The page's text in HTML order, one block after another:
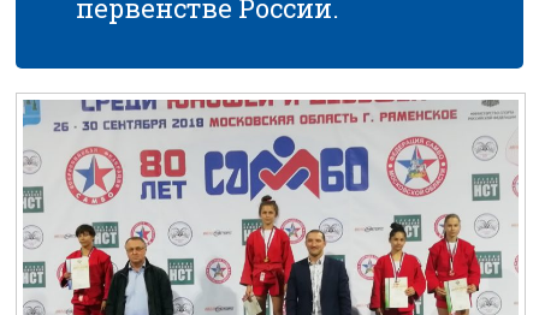
первенстве России.